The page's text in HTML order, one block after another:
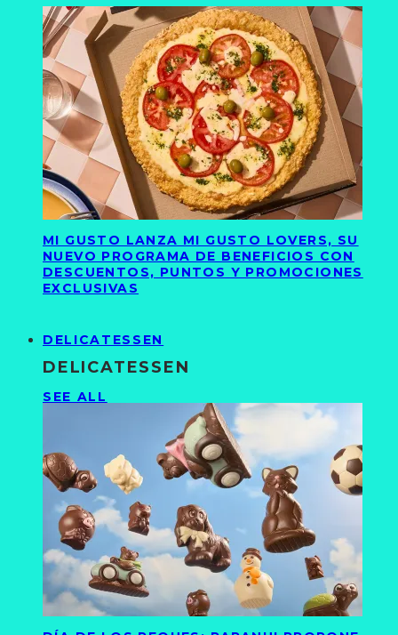
MI GUSTO LANZA MI GUSTO LOVERS, SU
NUEVO PROGRAMA DE BENEFICIOS CON
DESCUENTOS, PUNTOS Y PROMOCIONES
EXCLUSIVAS
DELICATESSEN
DELICATESSEN
SEE ALL